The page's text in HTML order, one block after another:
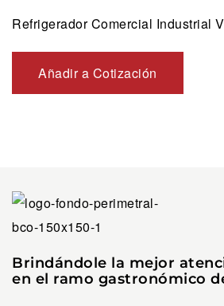
Refrigerador Comercial Industrial
Añadir a Cotización
Brindándole la mejor
en el ramo gastronómico